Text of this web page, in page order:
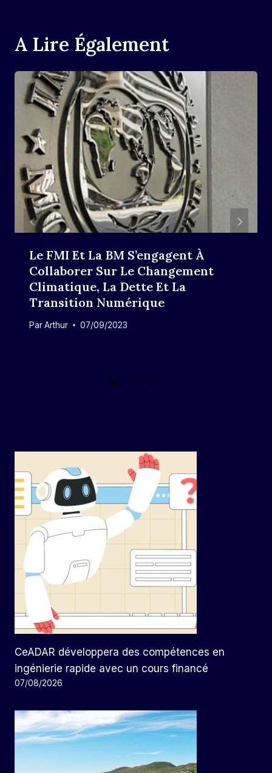
A Lire Également
Le FMI Et La BM S’engagent À
Collaborer Sur Le Changement
Climatique, La Dette Et La
Transition Numérique
ParArthur 07/09/2023
CeADAR développera des compétences en
ingénierie rapide avec un cours financé
07/08/2026